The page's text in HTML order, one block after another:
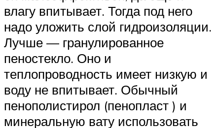
влагу впитывает. Тогда под него
надо уложить слой гидроизоляции.
Лучше — гранулированное
пеностекло. Оно и
теплопроводность имеет низкую и
воду не впитывает. Обычный
пенополистирол (пенопласт ) и
минеральную вату использовать